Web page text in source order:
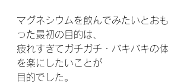
マグネシウムを飲んでみたいとおも
った最初の目的は、
疲れすぎてガチガチ・バキバキの体
を楽にしたいことが
目的でした。